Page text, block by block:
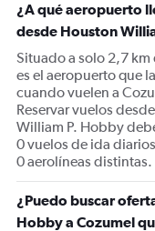
Y
axis
displaying
values.
Range:
0
to
750.
¿A qué aeropuerto
desde Houston
Situado a solo 2,7
es el aeropuerto que
cuando vuelen a
Reservar vuelos
William P. Hobby
0 vuelos de ida
0 aerolíneas distintas.
¿Puedo buscar
Hobby a Cozumel